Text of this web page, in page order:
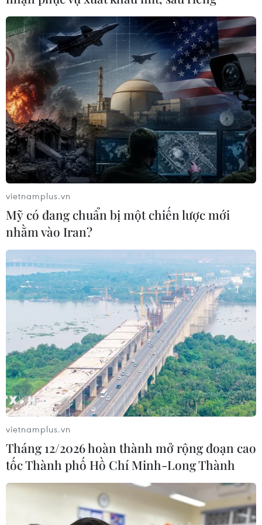
(TTXVN/Vietnam+)
#Hội Nạn nhân chất độc da cam
#Chất độ hóa học
Theo dõi VietnamPlus
TIN LIÊN QUAN
vietnamplus.vn
Mỹ có đang chuẩn bị một chiến lược mới
nhằm vào Iran?
vietnamplus.vn
Tháng 12/2026 hoàn thành mở rộng đoạn cao
tốc Thành phố Hồ Chí Minh-Long Thành